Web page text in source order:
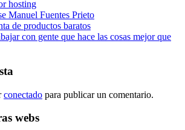
Manuel Fuentes Prieto
de productos baratos
con gente que hace las cosas mejor que
conectado para publicar un comentario.
webs